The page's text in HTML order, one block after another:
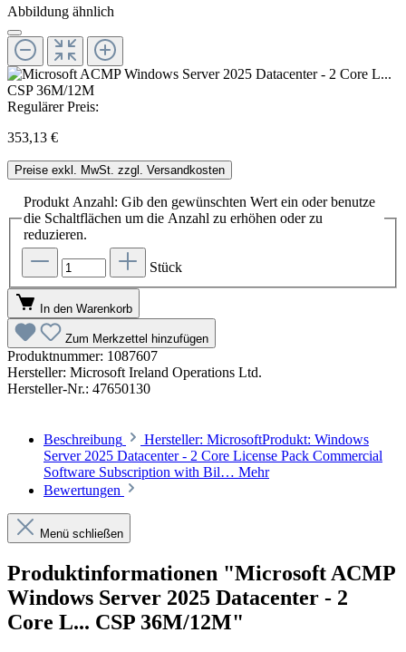
Abbildung ähnlich
Regulärer Preis:
353,13 €
Preise exkl. MwSt. zzgl. Versandkosten
Produkt Anzahl: Gib den gewünschten Wert ein oder benutze
die Schaltflächen um die Anzahl zu erhöhen oder zu
reduzieren.
Stück
In den Warenkorb
Zum Merkzettel hinzufügen
Produktnummer: 1087607
Hersteller: Microsoft Ireland Operations Ltd.
Hersteller-Nr.: 47650130
Beschreibung
Hersteller: MicrosoftProdukt: Windows
Server 2025 Datacenter - 2 Core License Pack Commercial
Software Subscription with Bil… Mehr
Bewertungen
Menü schließen
Produktinformationen "Microsoft ACMP
Windows Server 2025 Datacenter - 2
Core L... CSP 36M/12M"